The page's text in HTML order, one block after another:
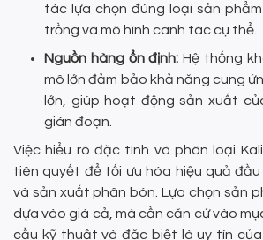
tác lựa chọn đúng loại sản
trồng và mô hình canh tác cụ thể.
Nguồn hàng ổn định:Hệ thống
mô lớn đảm bảo khả năng cung
lớn, giúp hoạt động sản xuất
gián đoạn.
Việc hiểu rõ đặc tính và phân loại
tiên quyết để tối ưu hóa hiệu quả
và sản xuất phân bón. Lựa chọn sản
dựa vào giá cả, mà cần căn cứ vào
cầu kỹ thuật và đặc biệt là uy tín